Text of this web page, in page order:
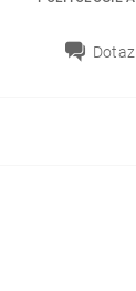
Dotaz